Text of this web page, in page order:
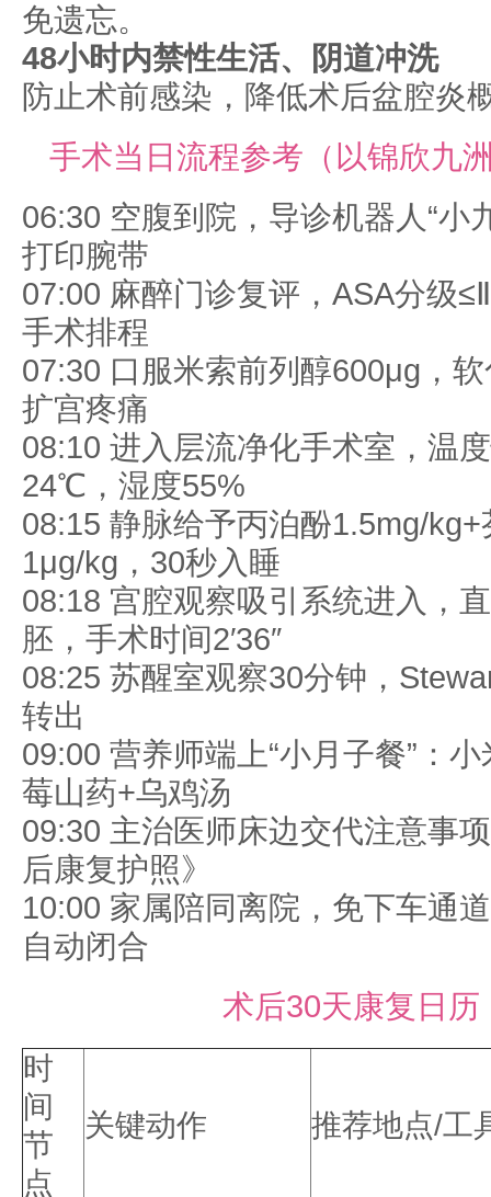
免遗忘。
48小时内禁性生活、阴道冲洗
防止术前感染，降低术后盆腔炎
手术当日流程参考（以锦欣九
06:30 空腹到院，导诊机器人“小
打印腕带
07:00 麻醉门诊复评，ASA分级
手术排程
07:30 口服米索前列醇600μg，
扩宫疼痛
08:10 进入层流净化手术室，温
24℃，湿度55%
08:15 静脉给予丙泊酚1.5mg/kg+
1μg/kg，30秒入睡
08:18 宫腔观察吸引系统进入，
胚，手术时间2′36″
08:25 苏醒室观察30分钟，
转出
09:00 营养师端上“小月子餐”：
莓山药+乌鸡汤
09:30 主治医师床边交代注意事
后康复护照》
10:00 家属陪同离院，免下车通
自动闭合
术后30天康复日历
时
间
节
点
关键动作 推荐地点/工